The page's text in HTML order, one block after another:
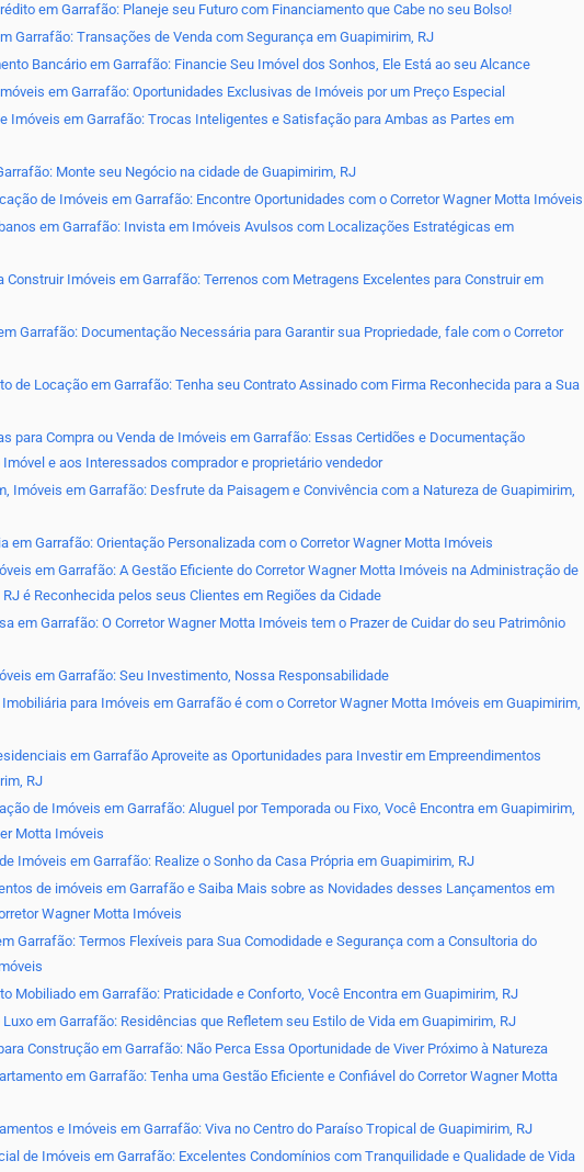
em Garrafão: Planeje seu Futuro com Financiamento que Cabe no seu Bolso!
Garrafão: Transações de Venda com Segurança em Guapimirim, RJ
Bancário em Garrafão: Financie Seu Imóvel dos Sonhos, Ele Está ao seu Alcance
em Garrafão: Oportunidades Exclusivas de Imóveis por um Preço Especial
Imóveis em Garrafão: Trocas Inteligentes e Satisfação para Ambas as Partes em
Monte seu Negócio na cidade de Guapimirim, RJ
de Imóveis em Garrafão: Encontre Oportunidades com o Corretor Wagner Motta Imóveis
em Garrafão: Invista em Imóveis Avulsos com Localizações Estratégicas em
Construir Imóveis em Garrafão: Terrenos com Metragens Excelentes para Construir em
Garrafão: Documentação Necessária para Garantir sua Propriedade, fale com o Corretor
de Locação em Garrafão: Tenha seu Contrato Assinado com Firma Reconhecida para a Sua
para Compra ou Venda de Imóveis em Garrafão: Essas Certidões e Documentação
e aos Interessados comprador e proprietário vendedor
Imóveis em Garrafão: Desfrute da Paisagem e Convivência com a Natureza de Guapimirim,
em Garrafão: Orientação Personalizada com o Corretor Wagner Motta Imóveis
em Garrafão: A Gestão Eficiente do Corretor Wagner Motta Imóveis na Administração de
é Reconhecida pelos seus Clientes em Regiões da Cidade
em Garrafão: O Corretor Wagner Motta Imóveis tem o Prazer de Cuidar do seu Patrimônio
em Garrafão: Seu Investimento, Nossa Responsabilidade
para Imóveis em Garrafão é com o Corretor Wagner Motta Imóveis em Guapimirim,
em Garrafão Aproveite as Oportunidades para Investir em Empreendimentos
RJ
de Imóveis em Garrafão: Aluguel por Temporada ou Fixo, Você Encontra em Guapimirim,
Motta Imóveis
Imóveis em Garrafão: Realize o Sonho da Casa Própria em Guapimirim, RJ
de imóveis em Garrafão e Saiba Mais sobre as Novidades desses Lançamentos em
Wagner Motta Imóveis
Garrafão: Termos Flexíveis para Sua Comodidade e Segurança com a Consultoria do
Mobiliado em Garrafão: Praticidade e Conforto, Você Encontra em Guapimirim, RJ
em Garrafão: Residências que Refletem seu Estilo de Vida em Guapimirim, RJ
Construção em Garrafão: Não Perca Essa Oportunidade de Viver Próximo à Natureza
em Garrafão: Tenha uma Gestão Eficiente e Confiável do Corretor Wagner Motta
e Imóveis em Garrafão: Viva no Centro do Paraíso Tropical de Guapimirim, RJ
de Imóveis em Garrafão: Excelentes Condomínios com Tranquilidade e Qualidade de Vida